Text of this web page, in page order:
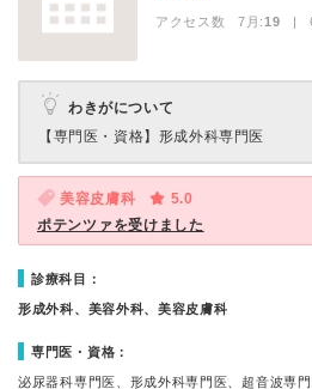
アクセス数 7月:19 |
わきがについて
【専門医・資格】 形成外科専門医
美容皮膚科
5.0
ポテンツァを受けました
診療科目：
形成外科、美容外科、美容皮膚科
専門医・資格：
泌尿器科専門医、形成外科専門医、超音波専